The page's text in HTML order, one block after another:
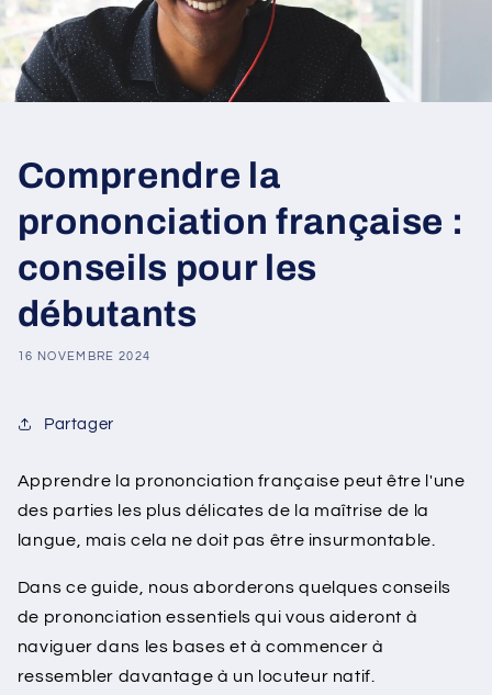
Comprendre la
prononciation française :
conseils pour les
débutants
16 NOVEMBRE 2024
Partager
Apprendre la prononciation française peut être l'une
des parties les plus délicates de la maîtrise de la
langue, mais cela ne doit pas être insurmontable.
Dans ce guide, nous aborderons quelques conseils
de prononciation essentiels qui vous aideront à
naviguer dans les bases et à commencer à
ressembler davantage à un locuteur natif.